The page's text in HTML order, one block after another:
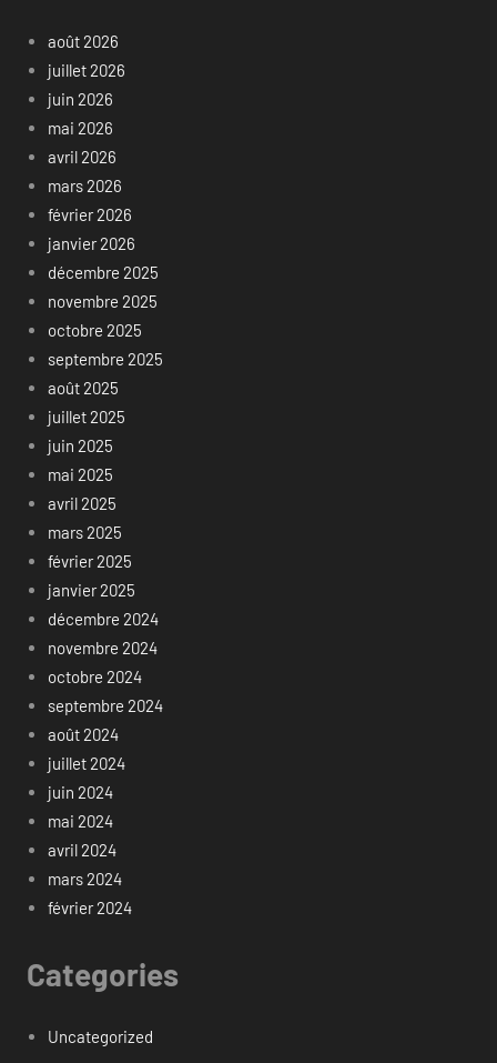
août 2026
juillet 2026
juin 2026
mai 2026
avril 2026
mars 2026
février 2026
janvier 2026
décembre 2025
novembre 2025
octobre 2025
septembre 2025
août 2025
juillet 2025
juin 2025
mai 2025
avril 2025
mars 2025
février 2025
janvier 2025
décembre 2024
novembre 2024
octobre 2024
septembre 2024
août 2024
juillet 2024
juin 2024
mai 2024
avril 2024
mars 2024
février 2024
Categories
Uncategorized